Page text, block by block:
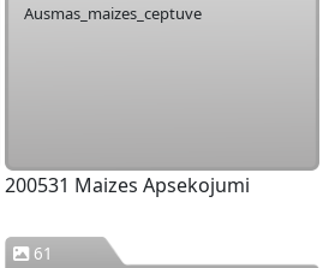
Ausmas_maizes_ceptuve
200531 Maizes Apsekojumi
61